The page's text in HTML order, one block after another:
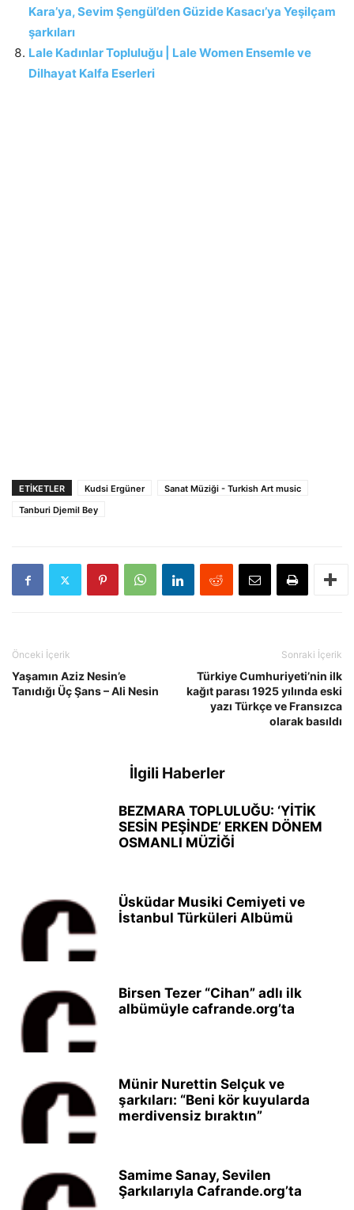
Kara’ya, Sevim Şengül’den Güzide Kasacı’ya Yeşilçam
şarkıları
Lale Kadınlar Topluluğu | Lale Women Ensemle ve
Dilhayat Kalfa Eserleri
ETIKETLER Kudsi Ergüner
Sanat Müziği - Turkish Art music
Tanburi Djemil Bey
Önceki İçerik
Yaşamın Aziz Nesin’e
Tanıdığı Üç Şans – Ali Nesin
Sonraki İçerik
Türkiye Cumhuriyeti’nin ilk
kağıt parası 1925 yılında eski
yazı Türkçe ve Fransızca
olarak basıldı
İlgili Haberler
BEZMARA TOPLULUĞU: ‘YİTİK
SESİN PEŞİNDE’ ERKEN DÖNEM
OSMANLI MÜZİĞİ
Üsküdar Musiki Cemiyeti ve
İstanbul Türküleri Albümü
Birsen Tezer “Cihan” adlı ilk
albümüyle cafrande.org’ta
Münir Nurettin Selçuk ve
şarkıları: “Beni kör kuyularda
merdivensiz bıraktın”
Samime Sanay, Sevilen
Şarkılarıyla Cafrande.org’ta